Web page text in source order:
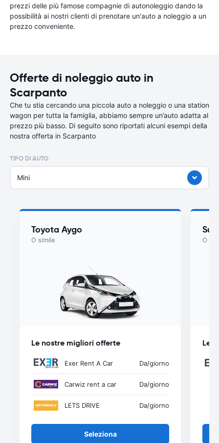
prezzi delle più famose compagnie di autonoleggio dando la
possibilità ai nostri clienti di prenotare un'auto a noleggio a un
prezzo conveniente.
Offerte di noleggio auto in
Scarpanto
Che tu stia cercando una piccola auto a noleggio o una station
wagon per tutta la famiglia, abbiamo sempre un’auto adatta al
prezzo più basso. Di seguito sono riportati alcuni esempi della
nostra offerta in Scarpanto
TIPO DI AUTO
Mini
Toyota Aygo
O simile
Le nostre migliori offerte
Exer Rent A Car Da/giorno
Carwiz rent a car Da/giorno
LETS DRIVE Da/giorno
Seleziona
O
Le